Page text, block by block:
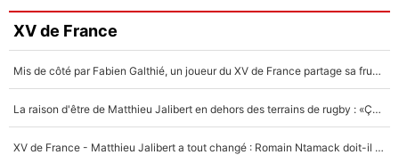
Faris Moumbagna
5%
Un autre joueur
5%
XV de France
Mis de côté par Fabien Galthié, un joueur du XV de France partage sa frustration : «ils ne me l’ont pas dit tout de suite»
La raison d'être de Matthieu Jalibert en dehors des terrains de rugby : «Ça m'atteint autant que si tu touches à un membre de ma famille»
XV de France - Matthieu Jalibert a tout changé : Romain Ntamack doit-il s’inquiéter pour sa place à un an de la Coupe du monde ?